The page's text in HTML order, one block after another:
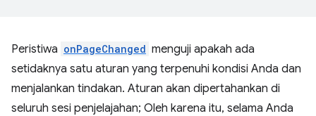
Peristiwa onPageChanged menguji apakah ada
setidaknya satu aturan yang terpenuhi kondisi Anda dan
menjalankan tindakan. Aturan akan dipertahankan di
seluruh sesi penjelajahan; Oleh karena itu, selama Anda